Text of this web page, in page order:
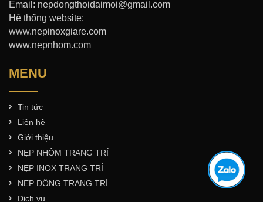
Email: nepdongthoidaimoi@gmail.com
Hệ thống website:
www.nepinoxgiare.com
www.nepnhom.com
MENU
Tin tức
Liên hệ
Giới thiệu
NẸP NHÔM TRANG TRÍ
NẸP INOX TRANG TRÍ
NẸP ĐỒNG TRANG TRÍ
Dịch vụ